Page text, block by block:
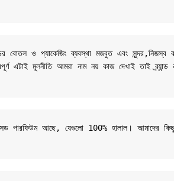
বোতল ও প্যাকেজিং ব্যবস্থা মজবুত এবং সুন্দর,নিজস্ব
এটাই মূলনীতি আমরা নাম নয় কাজ দেখাই তাই ব্র্যান্ড
পারফিউম আছে, যেগুলো 100% হালাল। আমাদের